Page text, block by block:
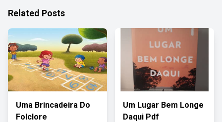
Related Posts
Uma Brincadeira Do
Folclore
Um Lugar Bem Longe
Daqui Pdf